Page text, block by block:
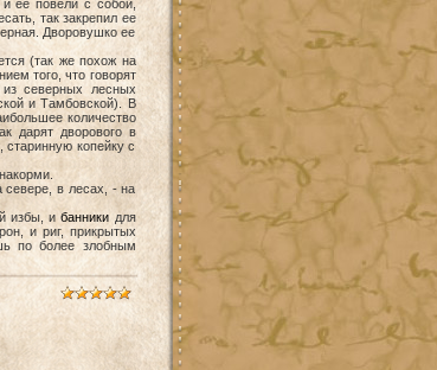
ее повели с собой,
так закрепил ее
Дворовушко ее
(так же похож на
того, что говорят
северных лесных
и Тамбовской). В
количество
дарят дворового в
копейку с
в лесах, - на
избы, ибанники для
и риг, прикрытых
по более злобным